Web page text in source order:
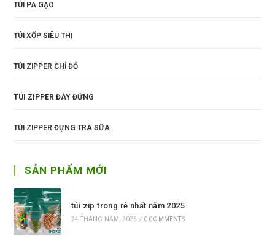
TÚI PA GẠO
TÚI XỐP SIÊU THỊ
TÚI ZIPPER CHỈ ĐỎ
TÚI ZIPPER ĐÁY ĐỨNG
TÚI ZIPPER ĐỰNG TRÀ SỮA
SẢN PHẨM MỚI
túi zip trong rẻ nhất năm 2025
24 THÁNG NĂM, 2025 / 0 COMMENTS